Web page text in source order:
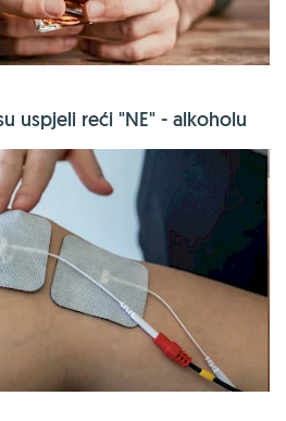
uspjeli reći "NE" - alkoholu